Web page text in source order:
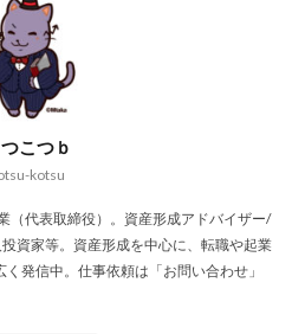
こつｂ
kotsu
代表取締役）。資産形成アドバイザー/
資家等。資産形成を中心に、転職や起業
発信中。仕事依頼は「お問い合わせ」